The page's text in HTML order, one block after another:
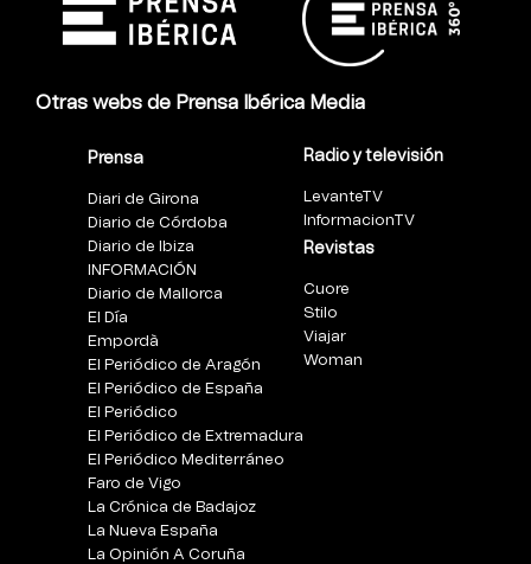
Otras webs de Prensa Ibérica Media
Prensa
Diari de Girona
Diario de Córdoba
Diario de Ibiza
INFORMACIÓN
Diario de Mallorca
El Día
Empordà
El Periódico de Aragón
El Periódico de España
El Periódico
El Periódico de Extremadura
El Periódico Mediterráneo
Faro de Vigo
La Crónica de Badajoz
La Nueva España
La Opinión A Coruña
Radio y televisión
LevanteTV
InformacionTV
Revistas
Cuore
Stilo
Viajar
Woman